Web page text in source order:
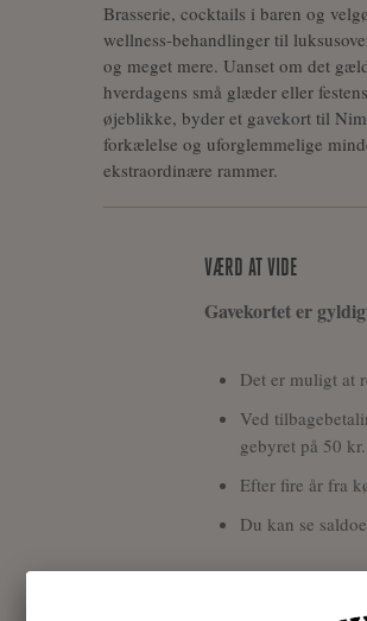
Brasserie, cocktails i baren og
wellness-behandlinger til
og meget mere. Uanset om det
hverdagens små glæder eller
øjeblikke, byder et gavekort til
forkælelse og uforglemmelige
ekstraordinære rammer.
VÆRD AT VIDE
Gavekortet er
Det er muligt at
Ved
gebyret på 50 kr.
Efter fire år fra
Du kan se